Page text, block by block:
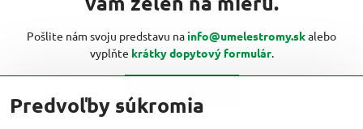
Pošlite nám svoju predstavu na info@umelestromy.skalebo
vyplňte krátky dopytový formulár.
Predvoľby súkromia